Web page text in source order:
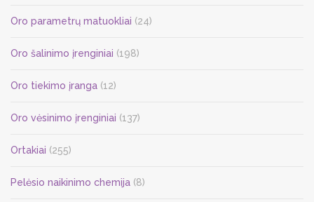
Oro parametrų matuokliai (24)
Oro šalinimo įrenginiai (198)
Oro tiekimo įranga (12)
Oro vėsinimo įrenginiai (137)
Ortakiai (255)
Pelėsio naikinimo chemija (8)